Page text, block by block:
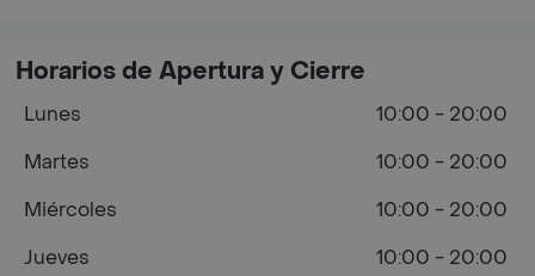
Horarios de Apertura y Cierre
Lunes
10:00 - 20:00
Martes
10:00 - 20:00
Miércoles
10:00 - 20:00
Jueves
10:00 - 20:00